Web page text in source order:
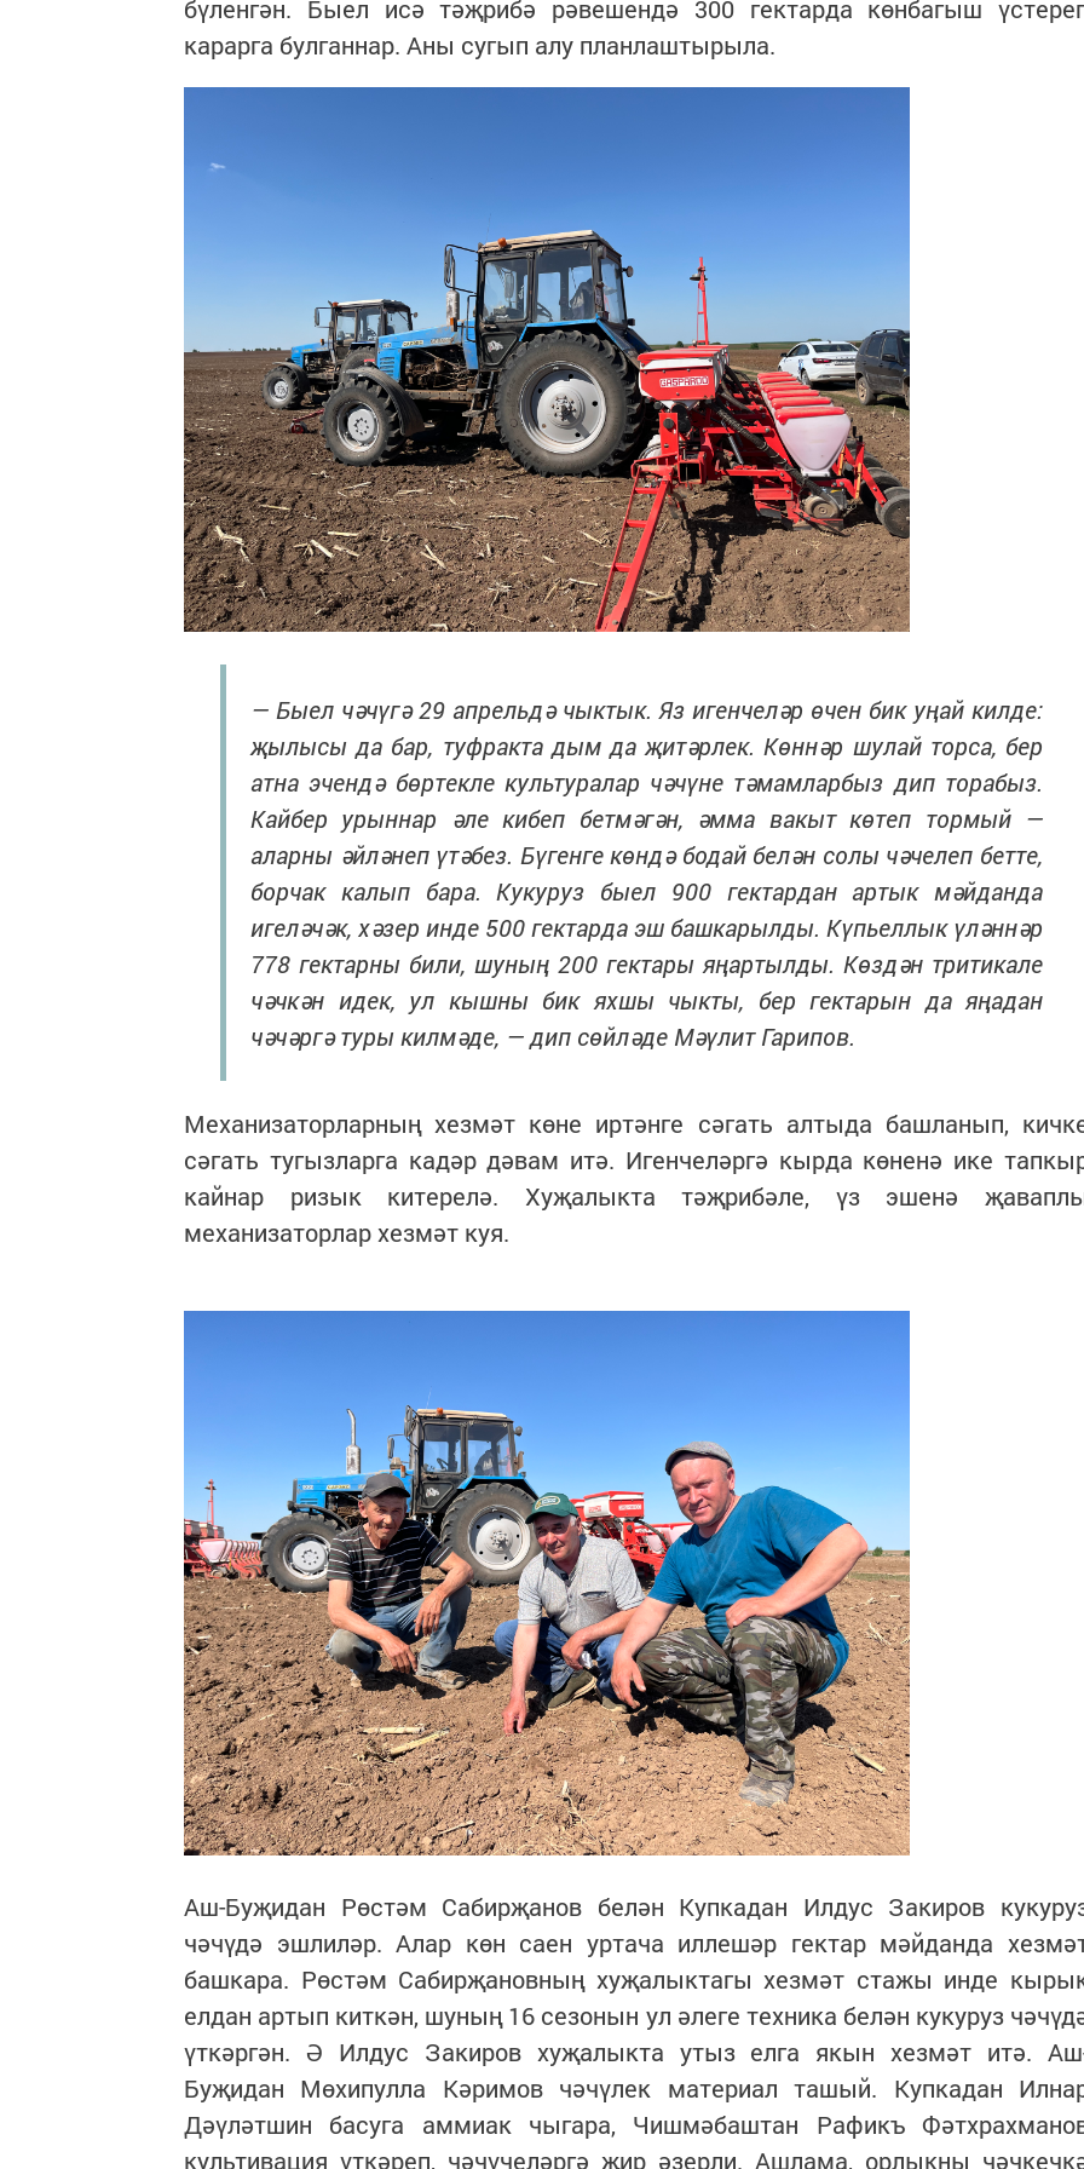
бүленгән. Быел исә тәҗрибә рәвешендә 300 гектарда көнбагыш
карарга булганнар. Аны сугып алу планлаштырыла.
— Быел чәчүгә 29 апрельдә чыктык. Яз игенчеләр өчен бик уңай килде:
җылысы да бар, туфракта дым да җитәрлек. Көннәр шулай торса, бер
атна эчендә бөртекле культуралар чәчүне тәмамларбыз дип торабыз.
Кайбер урыннар әле кибеп бетмәгән, әмма вакыт көтеп тормый —
аларны әйләнеп үтәбез. Бүгенге көндә бодай белән солы чәчелеп бетте,
борчак калып бара. Кукуруз быел 900 гектардан артык мәйданда
игеләчәк, хәзер инде 500 гектарда эш башкарылды. Күпьеллык үләннәр
778 гектарны били, шуның 200 гектары яңартылды. Көздән тритикале
чәчкән идек, ул кышны бик яхшы чыкты, бер гектарын да яңадан
чәчәргә туры килмәде, — дип сөйләде Мәүлит Гарипов.
Механизаторларның хезмәт көне иртәнге сәгать алтыда башланып,
сәгать тугызларга кадәр дәвам итә. Игенчеләргә кырда көненә ике
кайнар ризык китерелә. Хуҗалыкта тәҗрибәле, үз эшенә
механизаторлар хезмәт куя.
Аш-Буҗидан Рөстәм Сабирҗанов белән Купкадан Илдус Закиров
чәчүдә эшлиләр. Алар көн саен уртача иллешәр гектар мәйданда
башкара. Рөстәм Сабирҗановның хуҗалыктагы хезмәт стажы инде
елдан артып киткән, шуның 16 сезонын ул әлеге техника белән кукуруз
үткәргән. Ә Илдус Закиров хуҗалыкта утыз елга якын хезмәт итә.
Буҗидан Мөхипулла Кәримов чәчүлек материал ташый. Купкадан
Дәүләтшин басуга аммиак чыгара, Чишмәбаштан Рафикъ
культивация үткәреп, чәчүчеләргә җир әзерли. Ашлама, орлыкны